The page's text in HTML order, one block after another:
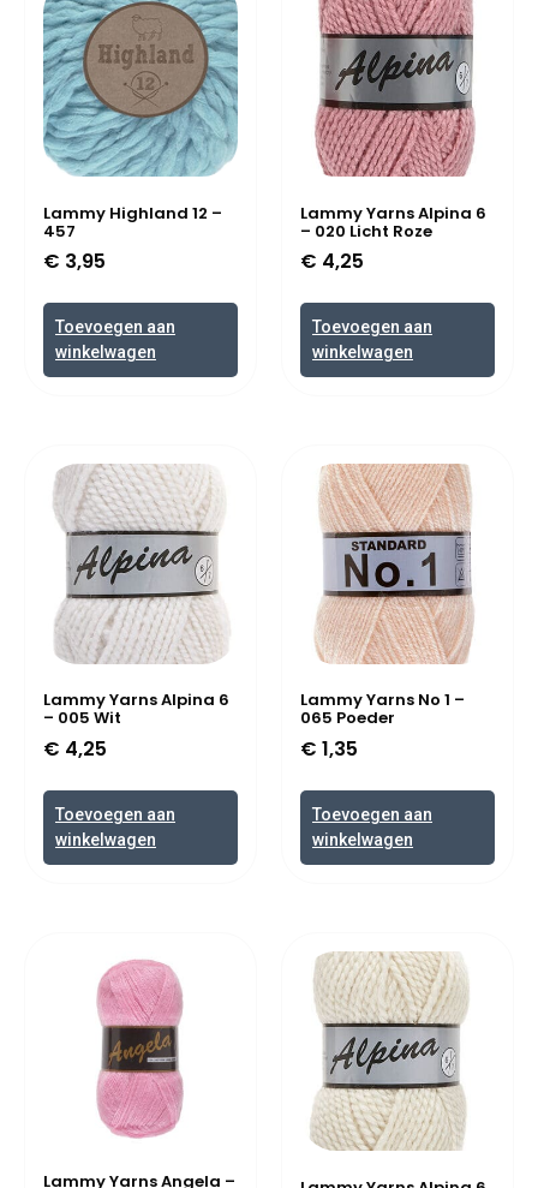
Lammy Highland 12 –
457
€ 3,95
Toevoegen aan
winkelwagen
Lammy Yarns Alpina 6
– 020 Licht Roze
€ 4,25
Toevoegen aan
winkelwagen
Lammy Yarns Alpina 6
– 005 Wit
€ 4,25
Toevoegen aan
winkelwagen
Lammy Yarns No 1 –
065 Poeder
€ 1,35
Toevoegen aan
winkelwagen
Lammy Yarns Angela –